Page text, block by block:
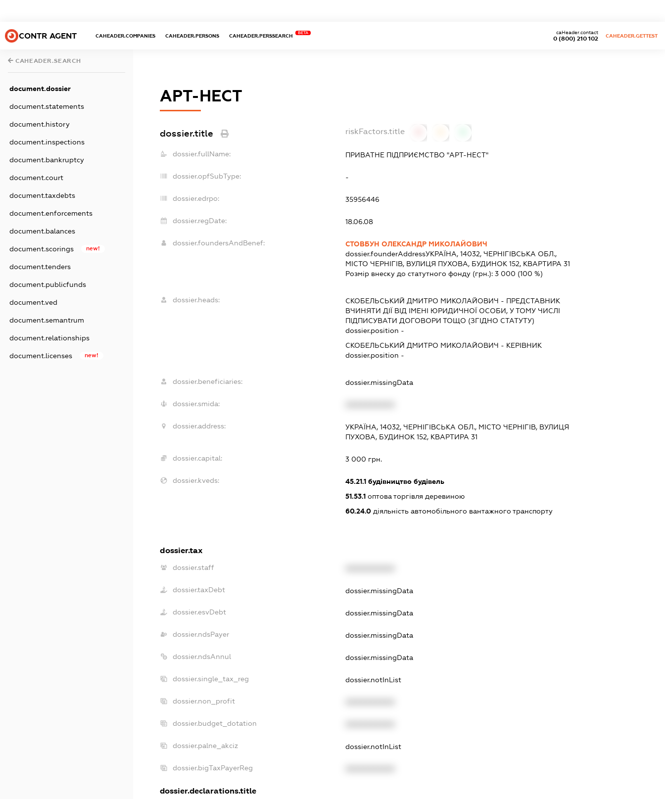
CONTR AGENT CAHEADER.COMPANIES CAHEADER.PERSONS CAHEADER.PERSSEARCH
BETA
0 (800) 210 102
caHeader.contact
CAHEADER.GETTEST
CAHEADER.SEARCH
document.dossier
document.statements
document.history
document.inspections
document.bankruptcy
document.court
document.taxdebts
document.enforcements
document.balances
document.scorings new!
document.tenders
document.publicfunds
document.ved
document.semantrum
document.relationships
document.licenses new!
АРТ-НЕСТ
dossier.title riskFactors.title
dossier.fullName: ПРИВАТНЕ ПІДПРИЄМСТВО "АРТ-НЕСТ"
dossier.opfSubType: -
dossier.edrpo: 35956446
dossier.regDate: 18.06.08
dossier.foundersAndBenef:
СТОВБУН ОЛЕКСАНДР МИКОЛАЙОВИЧ
dossier.founderAddressУКРАЇНА, 14032, ЧЕРНІГІВСЬКА ОБЛ.,
МІСТО ЧЕРНІГІВ, ВУЛИЦЯ ПУХОВА, БУДИНОК 152, КВАРТИРА 31
Розмір внеску до статутного фонду (грн.): 3 000 (100 %)
dossier.heads: СКОБЕЛЬСЬКИЙ ДМИТРО МИКОЛАЙОВИЧ - ПРЕДСТАВНИК
ВЧИНЯТИ ДІЇ ВІД ІМЕНІ ЮРИДИЧНОЇ ОСОБИ, У ТОМУ ЧИСЛІ
ПІДПИСУВАТИ ДОГОВОРИ ТОЩО (ЗГІДНО СТАТУТУ)
dossier.position -
СКОБЕЛЬСЬКИЙ ДМИТРО МИКОЛАЙОВИЧ - КЕРІВНИК
dossier.position -
dossier.beneficiaries: dossier.missingData
dossier.smida:
dossier.address:
УКРАЇНА, 14032, ЧЕРНІГІВСЬКА ОБЛ., МІСТО ЧЕРНІГІВ, ВУЛИЦЯ
ПУХОВА, БУДИНОК 152, КВАРТИРА 31
dossier.capital: 3 000 грн.
dossier.kveds: 45.21.1будівництво будівель
51.53.1оптова торгівля деревиною
60.24.0діяльність автомобільного вантажного транспорту
dossier.tax
dossier.staff
dossier.taxDebt dossier.missingData
dossier.esvDebt dossier.missingData
dossier.ndsPayer dossier.missingData
dossier.ndsAnnul dossier.missingData
dossier.single_tax_reg dossier.notInList
dossier.non_profit
dossier.budget_dotation
dossier.palne_akciz dossier.notInList
dossier.bigTaxPayerReg
dossier.declarations.title